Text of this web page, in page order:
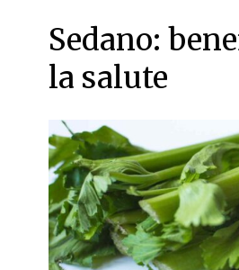
Sedano:
la salute